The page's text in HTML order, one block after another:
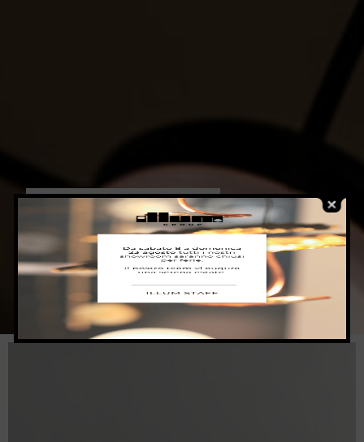
BLOG
ILLUM DESIGN